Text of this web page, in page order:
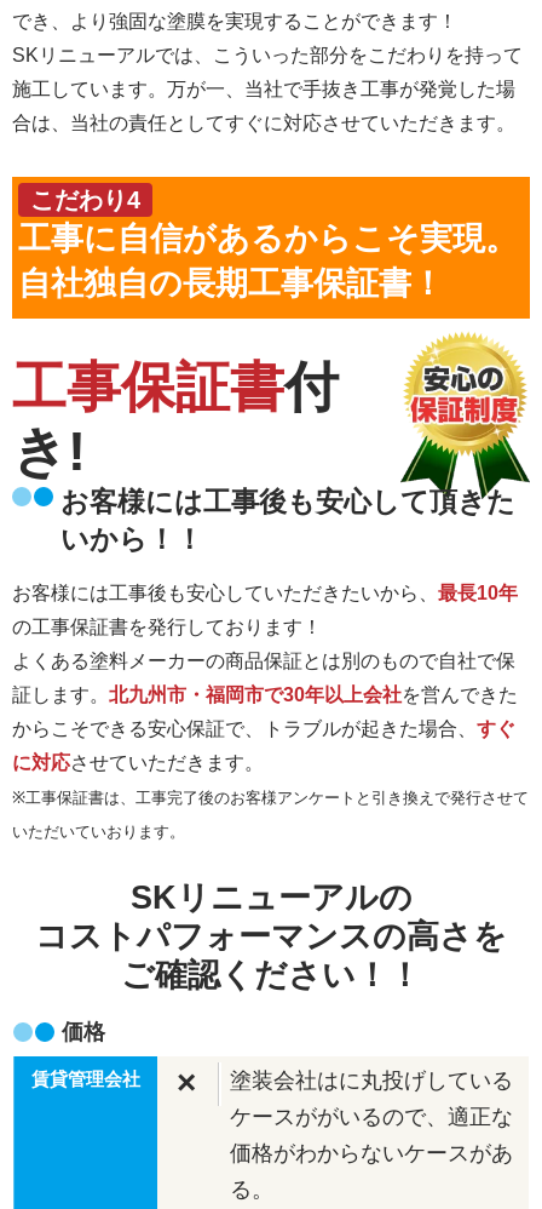
でき、より強固な塗膜を実現することができます！
SKリニューアルでは、こういった部分をこだわりを持って
施工しています。万が一、当社で手抜き工事が発覚した場
合は、当社の責任としてすぐに対応させていただきます。
こだわり4
工事に自信があるからこそ実現。
自社独自の長期工事保証書！
工事保証書付
き!
お客様には工事後も安心して頂きた
いから！！
お客様には工事後も安心していただきたいから、 最長10年
の工事保証書を発行しております！
よくある塗料メーカーの商品保証とは別のもので自社で保
証します。 北九州市・福岡市で30年以上会社を営んできた
からこそできる安心保証で、トラブルが起きた場合、 すぐ
に対応させていただきます。
※工事保証書は、工事完了後のお客様アンケートと引き換えで発行させて
いただいていおります。
SKリニューアルの
コストパフォーマンスの高さを
ご確認ください！！
価格
×
塗装会社はに丸投げしている
ケースががいるので、適正な
価格がわからないケースがあ
る。